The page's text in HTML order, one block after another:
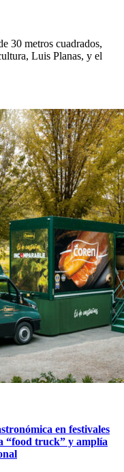
30 metros cuadrados,
Luis Planas, y el
en festivales
“food truck” y amplía